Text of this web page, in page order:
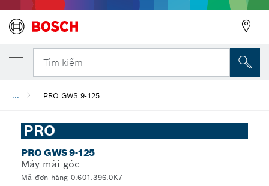
Tìm kiếm
... PRO GWS 9-125
PRO
PRO GWS 9-125
Máy mài góc
Mã đơn hàng 0.601.396.0K7